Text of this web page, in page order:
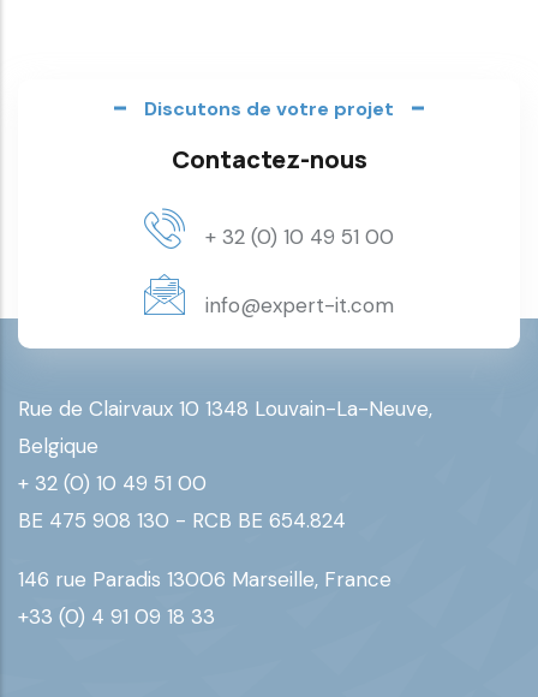
Discutons de votre projet
Contactez-nous
+ 32 (0) 10 49 51 00
info@expert-it.com
Rue de Clairvaux 10 1348 Louvain-La-Neuve,
Belgique
+ 32 (0) 10 49 51 00
BE 475 908 130 - RCB BE 654.824
146 rue Paradis 13006 Marseille, France
+33 (0) 4 91 09 18 33